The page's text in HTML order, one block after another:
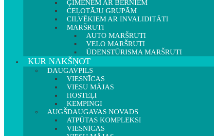
ĢIMENĒM AR BĒRNIEM
CEĻOTĀJU GRUPĀM
CILVĒKIEM AR INVALIDITĀTI
MARŠRUTI
AUTO MARŠRUTI
VELO MARŠRUTI
ŪDENSTŪRISMA MARŠRUTI
KUR NAKŠŅOT
DAUGAVPILS
VIESNĪCAS
VIESU MĀJAS
HOSTEĻI
KEMPINGI
AUGŠDAUGAVAS NOVADS
ATPŪTAS KOMPLEKSI
VIESNĪCAS